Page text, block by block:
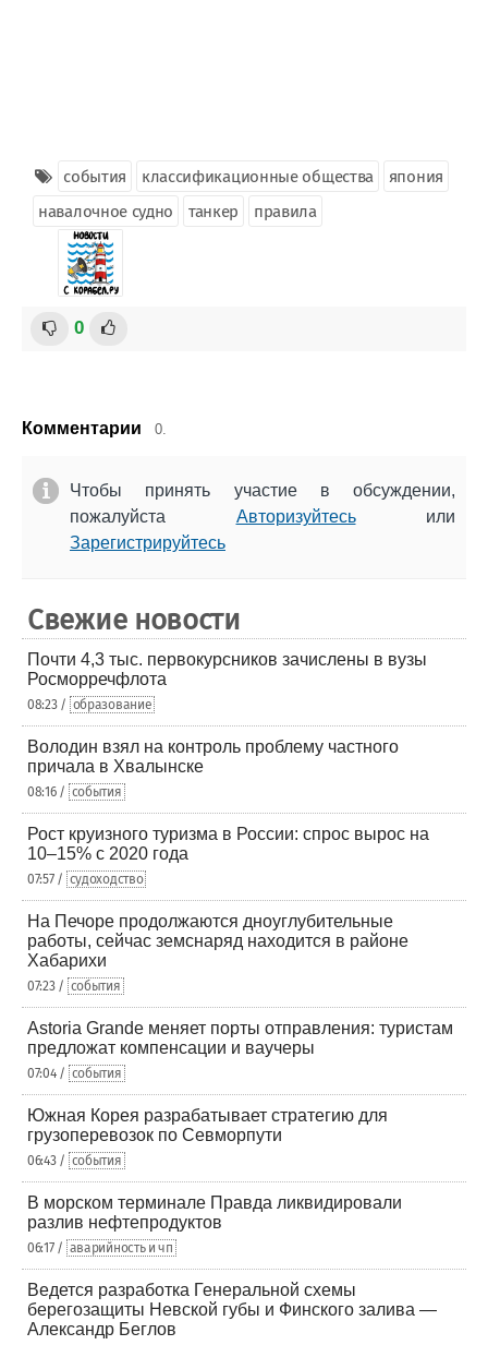
события классификационные общества
япония
навалочное судно
танкер правила
0
Комментарии 0.
Чтобы принять участие в обсуждении,
пожалуйста Авторизуйтесьили
Зарегистрируйтесь
Свежие новости
Почти 4,3 тыс. первокурсников зачислены в вузы
Росморречфлота
08:23 / образование
Володин взял на контроль проблему частного
причала в Хвалынске
08:16 / события
Рост круизного туризма в России: спрос вырос на
10–15% с 2020 года
07:57 / судоходство
На Печоре продолжаются дноуглубительные
работы, сейчас земснаряд находится в районе
Хабарихи
07:23 / события
Astoria Grande меняет порты отправления: туристам
предложат компенсации и ваучеры
07:04 / события
Южная Корея разрабатывает стратегию для
грузоперевозок по Севморпути
06:43 / события
В морском терминале Правда ликвидировали
разлив нефтепродуктов
06:17 / аварийность и чп
Ведется разработка Генеральной схемы
берегозащиты Невской губы и Финского залива —
Александр Беглов